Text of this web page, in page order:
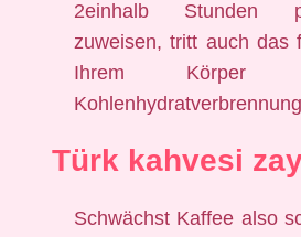
2einhalb Stunden
zuweisen, tritt auch das
Ihrem Körper
Türk kahvesi
Schwächst Kaffee also